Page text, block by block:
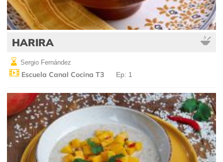
HARIRA
Sergio Fernández
Escuela Canal Cocina T3 Ep: 1